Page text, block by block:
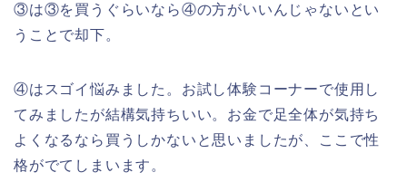
③は③を買うぐらいなら④の方がいいんじゃないとい
うことで却下。
④はスゴイ悩みました。お試し体験コーナーで使用し
てみましたが結構気持ちいい。お金で足全体が気持ち
よくなるなら買うしかないと思いましたが、ここで性
格がでてしまいます。